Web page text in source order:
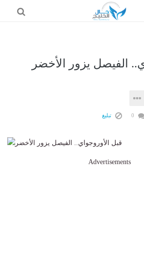
الفيصل يزور الأخضر
تبليغ
Advertisements
حال السعودية